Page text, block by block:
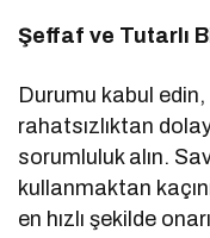
Şeffaf ve Tutarlı
Durumu kabul
rahatsızlıktan
sorumluluk alın.
kullanmaktan
en hızlı şekilde